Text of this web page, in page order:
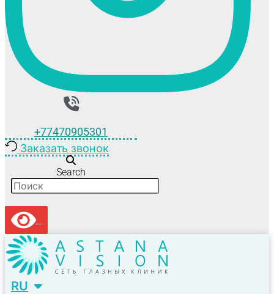
+77470905301
Заказать звонок
Search
RU